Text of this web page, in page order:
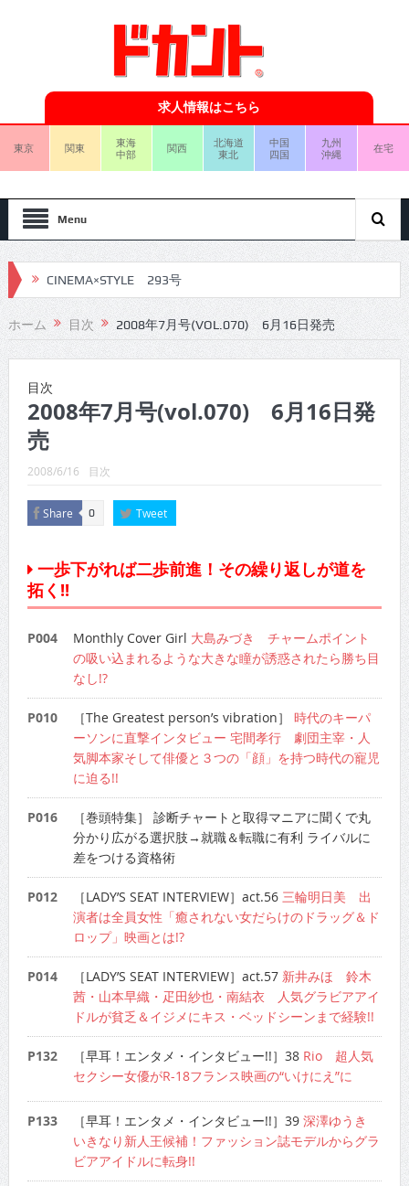
求人情報はこちら
東京 関東
東海
中部
関西
北海道
東北
中国
四国
九州
沖縄
在宅
Menu
CINEMA×STYLE 293号
CINEMA×STYLE 292号
CINEMA×STYLE 291号
CINEMA×STYLE 290号
CINEMA×STYLE 289号
CINEMA×STYLE 288号
CINEMA×STYLE 286号
CINEMA×STYLE 285号
CINEMA×STYLE 294号
ホーム 目次 2008年7月号(VOL.070) 6月16日発売
目次
2008年7月号(vol.070) 6月16日発
売
2008/6/16 目次
Share 0 Tweet
一歩下がれば二歩前進！その繰り返しが道を
拓く!!
P004 Monthly Cover Girl 大島みづき チャームポイント
の吸い込まれるような大きな瞳が誘惑されたら勝ち目
なし!?
P010 ［The Greatest person’s vibration］ 時代のキーパ
ーソンに直撃インタビュー 宅間孝行 劇団主宰・人
気脚本家そして俳優と３つの「顔」を持つ時代の寵児
に迫る!!
P016
［巻頭特集］ 診断チャートと取得マニアに聞くで丸
分かり広がる選択肢→就職＆転職に有利 ライバルに
差をつける資格術
P012 ［LADY’S SEAT INTERVIEW］act.56 三輪明日美 出
演者は全員女性「癒されない女だらけのドラッグ＆ド
ロップ」映画とは!?
P014 ［LADY’S SEAT INTERVIEW］act.57 新井みほ 鈴木
茜・山本早織・疋田紗也・南結衣 人気グラビアアイ
ドルが貧乏＆イジメにキス・ベッドシーンまで経験!!
P132 ［早耳！エンタメ・インタビュー!!］38 Rio 超人気
セクシー女優がR-18フランス映画の“いけにえ”に
P133 ［早耳！エンタメ・インタビュー!!］39 深澤ゆうき
いきなり新人王候補！ファッション誌モデルからグラ
ビアアイドルに転身!!